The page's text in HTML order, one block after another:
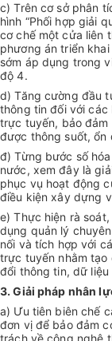
c) Trên cơ sở phân
hình “Phối hợp giải
cơ chế một cửa liên
phương án triển
sớm áp dụng trong
độ 4.
d) Tăng cường đầu
thông tin đối với
trực tuyến, bảo
được thông suốt, ổn
đ) Từng bước số
nước, xem đây là
phục vụ hoạt động
điều kiện xây dựng
e) Thực hiện rà
dụng quản lý
nối và tích hợp với
trực tuyến nhằm tạo
đổi thông tin, dữ
3. Giải pháp nhân
a) Ưu tiên biên chế
đơn vị để bảo đảm
trách về công nghệ